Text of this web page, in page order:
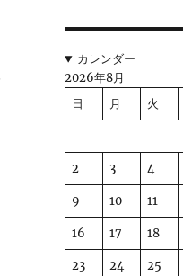
カレンダー
2026年8月
日
月 火
2 3 4
9 10 11
16 17 18
23 24 25